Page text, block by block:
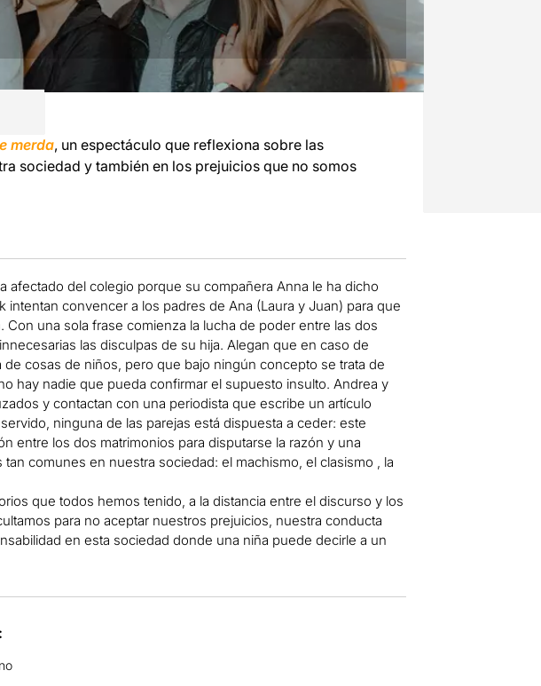
merda, un espectáculo que reflexiona sobre las
sociedad y también en los prejuicios que no somos
afectado del colegio porque su compañera Anna le ha dicho
intentan convencer a los padres de Ana (Laura y Juan) para que
Con una sola frase comienza la lucha de poder entre las dos
las disculpas de su hija. Alegan que en caso de
cosas de niños, pero que bajo ningún concepto se trata de
hay nadie que pueda confirmar el supuesto insulto. Andrea y
y contactan con una periodista que escribe un artículo
ninguna de las parejas está dispuesta a ceder: este
entre los dos matrimonios para disputarse la razón y una
comunes en nuestra sociedad: el machismo, el clasismo , la
que todos hemos tenido, a la distancia entre el discurso y los
para no aceptar nuestros prejuicios, nuestra conducta
en esta sociedad donde una niña puede decirle a un